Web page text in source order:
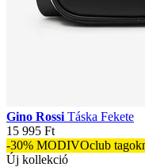
Gino Rossi Táska Fekete
15 995 Ft
-30% MODIVOclub
Új kollekció